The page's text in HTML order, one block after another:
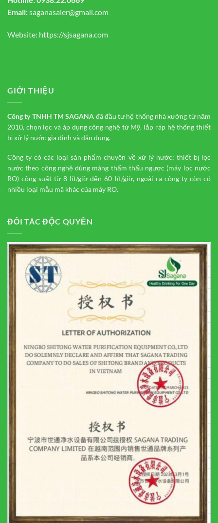
Email:saganasaler@gmail.com
Website: https://sjsagana.com
GIỚI THIỆU
Công ty TNHH TMSAGANA đã đầu tư hệ thống nhà xưởng từ năm
2010, chọn lọc và áp dụng công nghệ từ Mỹ, lắp ráp hệ thống thiết
bị xử lý nước gia đình và dân dụng.
Công ty có các loại sản phẩm chuyên về xử lý nước: thiết bị lọc
nước theo công nghệ dùng màng thẩm thấu ngược (máy lọc nước
RO) công suất từ 8 lít/giờ đến 60 lít/giờ, ngoài ra công ty còn có
nhiều loại mẫu mã khác của máy RO.
ĐỐI TÁC ĐỘC QUYỀN